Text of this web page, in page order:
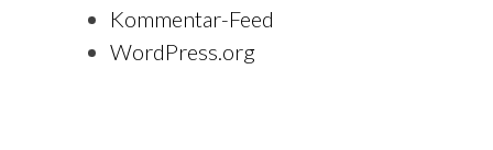
Kommentar-Feed
WordPress.org